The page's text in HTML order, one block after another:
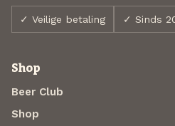
✓ Veilige betaling ✓ Sinds
Shop
Beer Club
Shop